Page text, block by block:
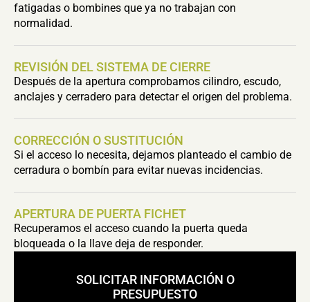
fatigadas o bombines que ya no trabajan con
normalidad.
REVISIÓN DEL SISTEMA DE CIERRE
Después de la apertura comprobamos cilindro, escudo,
anclajes y cerradero para detectar el origen del problema.
CORRECCIÓN O SUSTITUCIÓN
Si el acceso lo necesita, dejamos planteado el cambio de
cerradura o bombín para evitar nuevas incidencias.
APERTURA DE PUERTA FICHET
Recuperamos el acceso cuando la puerta queda
bloqueada o la llave deja de responder.
SOLICITAR INFORMACIÓN O
PRESUPUESTO